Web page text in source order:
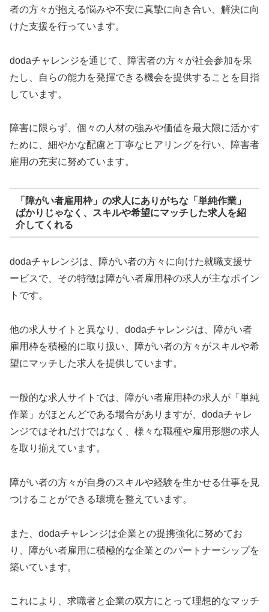
者の方々が抱える悩みや不安に真摯に向き合い、解決に向
けた支援を行っています。
dodaチャレンジを通じて、障害者の方々が社会参加を果
たし、自らの能力を発揮できる機会を提供することを目指
しています。
障害に限らず、個々の人材の強みや価値を最大限に活かす
ために、細やかな配慮と丁寧なヒアリングを行い、障害者
雇用の充実に努めています。
「障がい者雇用枠」の求人にありがちな「単純作業」
ばかりじゃなく、スキルや希望にマッチした求人を紹
介してくれる
dodaチャレンジは、障がい者の方々に向けた就職支援サ
ービスで、その特徴は障がい者雇用枠の求人が主なポイン
トです。
他の求人サイトと異なり、dodaチャレンジは、障がい者
雇用枠を積極的に取り扱い、障がい者の方々がスキルや希
望にマッチした求人を提供しています。
一般的な求人サイトでは、障がい者雇用枠の求人が「単純
作業」がほとんどである場合がありますが、dodaチャレ
ンジではそれだけではなく、様々な職種や雇用形態の求人
を取り揃えています。
障がい者の方々が自身のスキルや経験を生かせる仕事を見
つけることができる環境を整えています。
また、dodaチャレンジは企業との提携強化に努めてお
り、障がい者雇用に積極的な企業とのパートナーシップを
築いています。
これにより、求職者と企業の双方にとって理想的なマッチ